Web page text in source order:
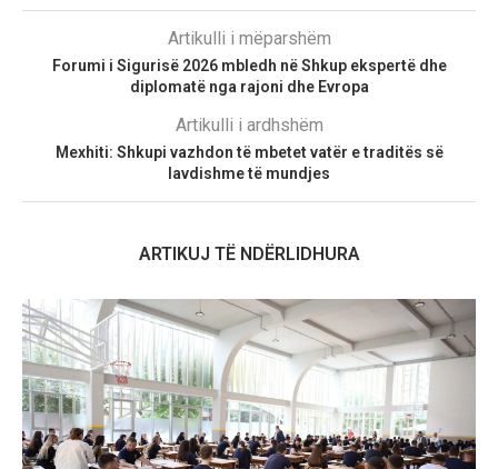
Artikulli i mëparshëm
Forumi i Sigurisë 2026 mbledh në Shkup ekspertë dhe
diplomatë nga rajoni dhe Evropa
Artikulli i ardhshëm
Mexhiti: Shkupi vazhdon të mbetet vatër e traditës së
lavdishme të mundjes
ARTIKUJ TË NDËRLIDHURA